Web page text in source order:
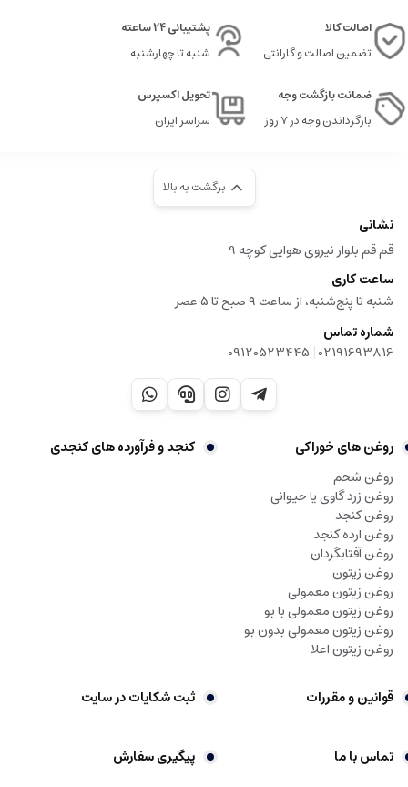
اصالت کالا
تضمین اصالت و گارانتی
پشتیبانی 24 ساعته
شنبه تا چهارشنبه
ضمانت بازگشت وجه
بازگرداندن وجه در ۷ روز
تحویل اکسپرس
سراسر ایران
برگشت به بالا
نشانی
قم قم بلوار نیروی هوایی کوچه 9
ساعت کاری
شنبه تا پنج‌شنبه، از ساعت ۹ صبح تا ۵ عصر
شماره تماس
02191693816
|
09120523445
روغن های خوراکی
روغن شحم
روغن زرد گاوی یا حیوانی
روغن کنجد
روغن ارده کنجد
روغن آفتابگردان
روغن زیتون
روغن زیتون معمولی
روغن زیتون معمولی با بو
روغن زیتون معمولی بدون بو
روغن زیتون اعلا
کنجد و فرآورده های کنجدی
قوانین و مقررات ثبت شکایات در سایت
تماس با ما پیگیری سفارش